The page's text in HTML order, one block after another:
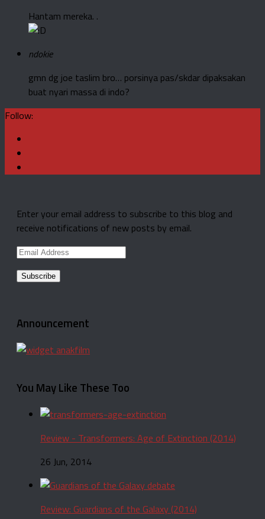
Hantam mereka. .
ndokie
gmn dg joe taslim bro… porsinya pas/skdar dipaksakan
buat nyari massa di indo?
Follow:
Enter your email address to subscribe to this blog and
receive notifications of new posts by email.
Email
Announcement
You May Like These Too
Review - Transformers: Age of Extinction (2014)
26 Jun, 2014
Review: Guardians of the Galaxy (2014)